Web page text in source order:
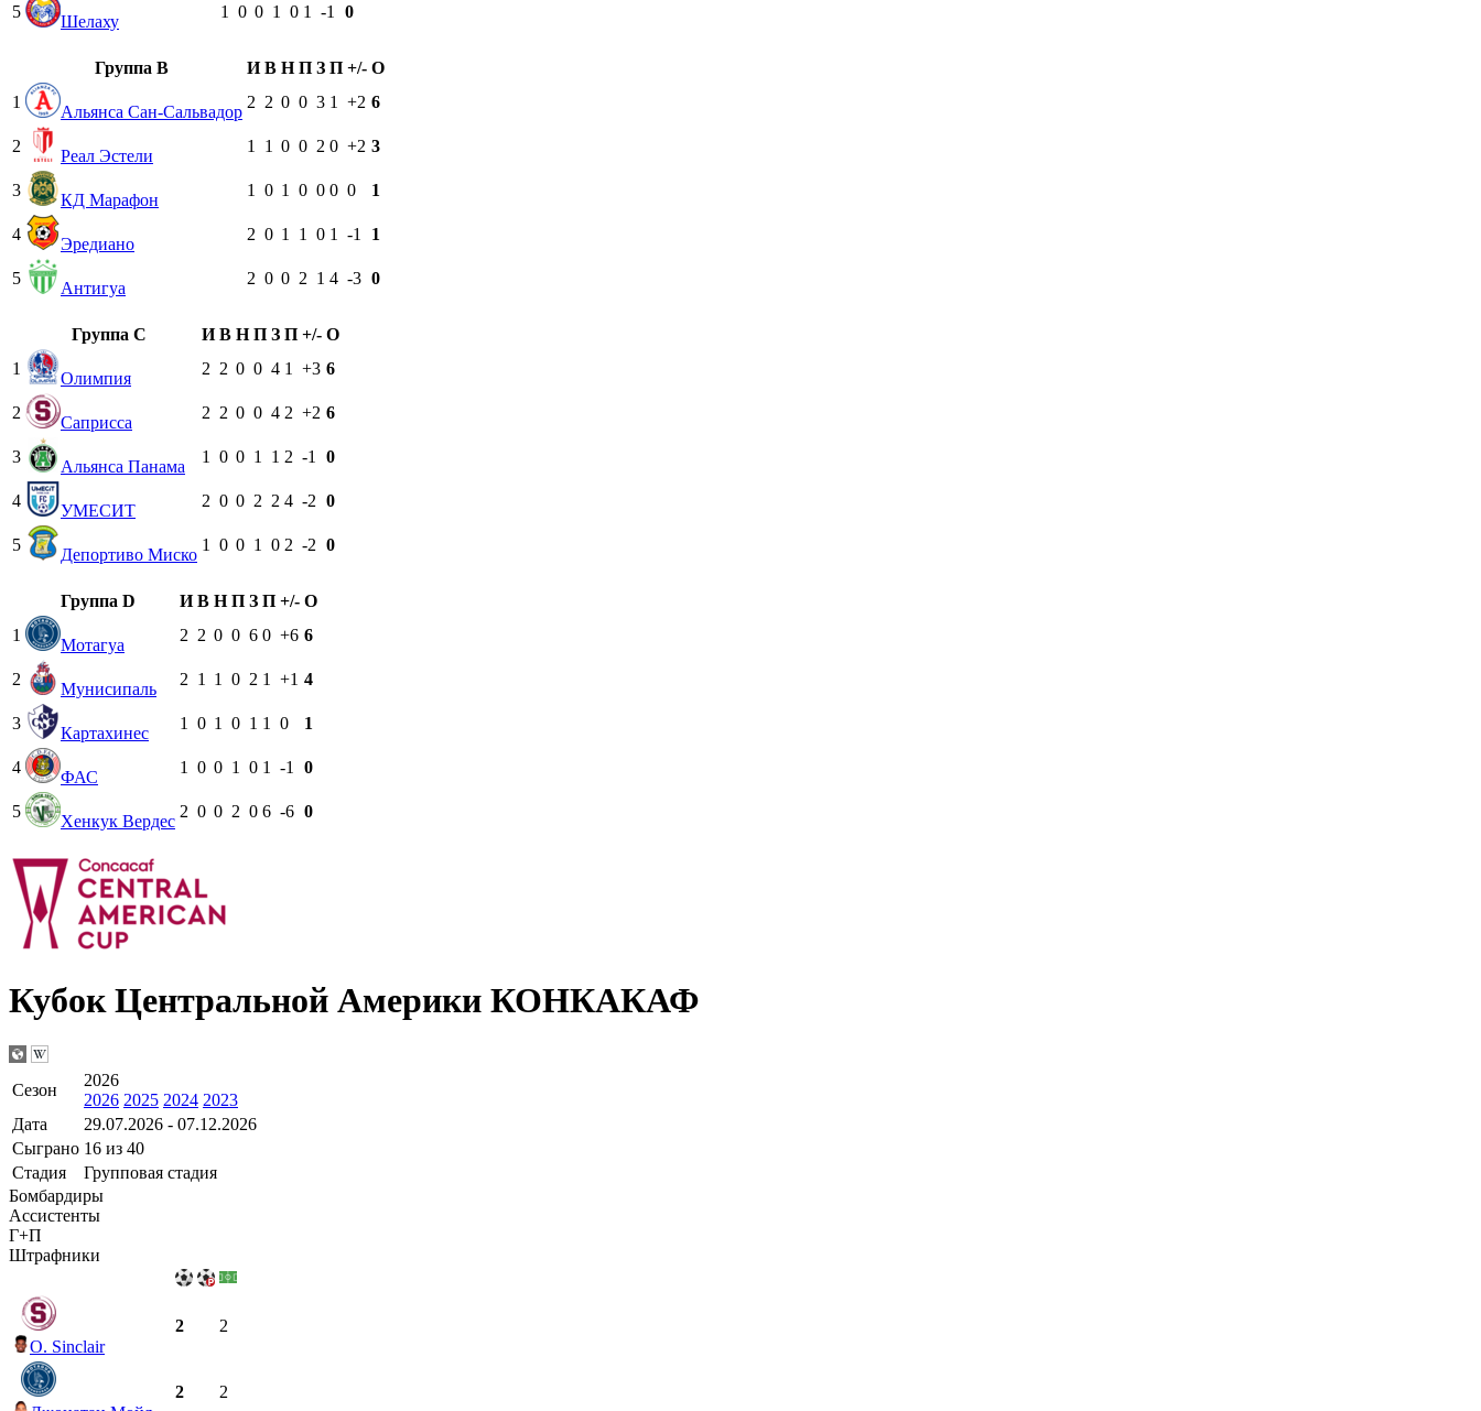
5
Шелаху
1 0 0 1 0 1 -1 0
Группа B И В Н П З П +/- О
1
Альянса Сан-Сальвадор
2 2 0 0 3 1 +2 6
2
Реал Эстели
1 1 0 0 2 0 +2 3
3
КД Марафон
1 0 1 0 0 0 0 1
4
Эредиано
2 0 1 1 0 1 -1 1
5
Антигуа
2 0 0 2 1 4 -3 0
Группа C И В Н П З П +/- О
1
Олимпия
2 2 0 0 4 1 +3 6
2
Саприсса
2 2 0 0 4 2 +2 6
3
Альянса Панама
1 0 0 1 1 2 -1 0
4
УМЕСИТ
2 0 0 2 2 4 -2 0
5
Депортиво Миско
1 0 0 1 0 2 -2 0
Группа D И В Н П З П +/- О
1
Мотагуа
2 2 0 0 6 0 +6 6
2
Мунисипаль
2 1 1 0 2 1 +1 4
3
Картахинес
1 0 1 0 1 1 0 1
4
ФАС
1 0 0 1 0 1 -1 0
5
Хенкук Вердес
2 0 0 2 0 6 -6 0
Кубок Центральной Америки КОНКАКАФ
Сезон
2026
2026 2025 2024 2023
Дата
29.07.2026 - 07.12.2026
Сыграно 16 из 40
Стадия
Групповая стадия
Бомбардиры
Ассистенты
Г+П
Штрафники
O. Sinclair
2 2
2 2